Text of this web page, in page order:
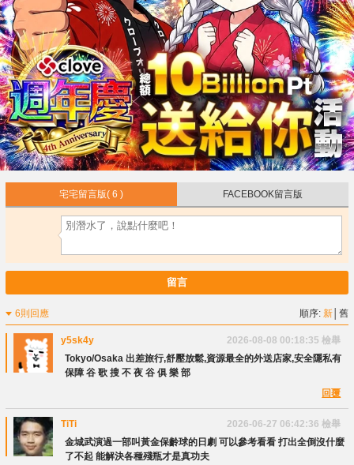
宅宅留言版( 6 ) FACEBOOK留言版
留言
6則回應 順序:新 │舊
y5sk4y 2026-08-08 00:18:35 檢舉
Tokyo/Osaka 出差旅行,舒壓放鬆,資源最全的外送店家,安全隱私有
保障 谷 歌 搜 不 夜 谷 俱 樂 部
回覆
TiTi 2026-06-27 06:42:36 檢舉
金城武演過一部叫黃金保齡球的日劇 可以參考看看 打出全倒沒什麼
了不起 能解決各種殘瓶才是真功夫